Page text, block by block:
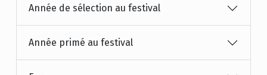
Année de sélection au festival
Année primé au festival